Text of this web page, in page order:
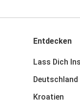
Entdecken
Lass Dich
Deutschland
Kroatien